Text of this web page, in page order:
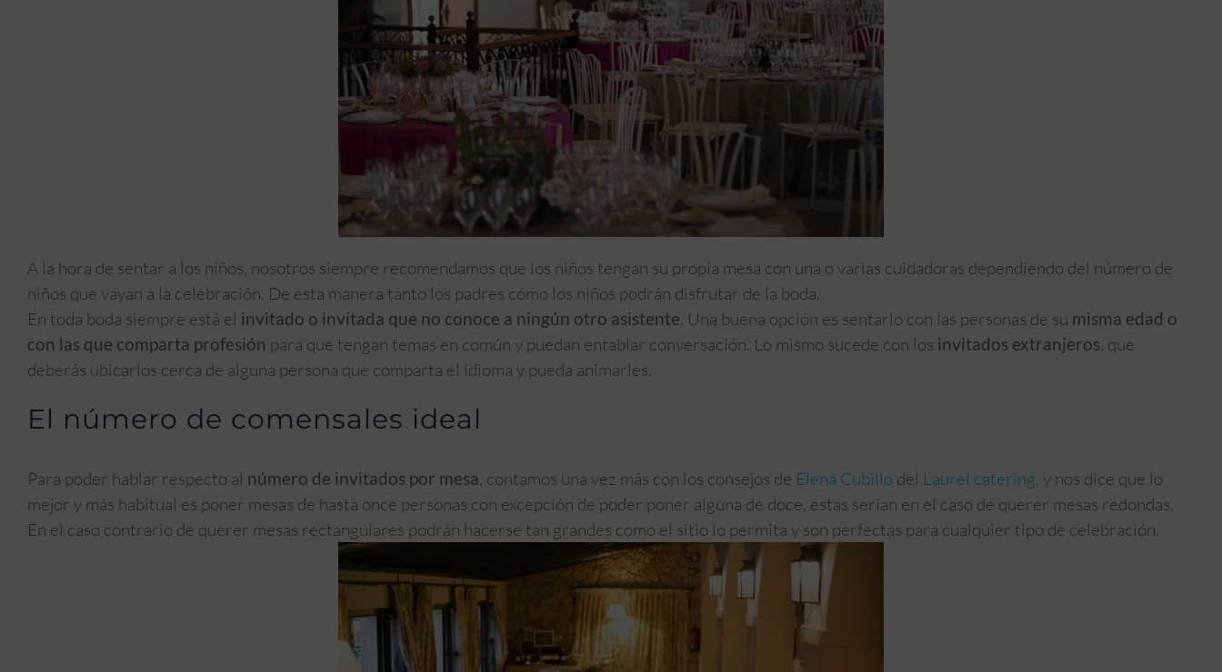
A la hora de sentar a los niños, nosotros siempre recomendamos que los niños tengan su propia mesa con una o varias cuidadoras dependiendo del número de
niños que vayan a la celebración. De esta manera tanto los padres como los niños podrán disfrutar de la boda.
En toda boda siempre está el invitado o invitada que no conoce a ningún otro asistente. Una buena opción es sentarlo con las personas de su misma edad o
con las que comparta profesión para que tengan temas en común y puedan entablar conversación. Lo mismo sucede con los invitados extranjeros, que
deberás ubicarlos cerca de alguna persona que comparta el idioma y pueda animarles.
El número de comensales ideal
Para poder hablar respecto al número de invitados por mesa, contamos una vez más con los consejos de Elena Cubillo del Laurel catering, y nos dice que lo
mejor y más habitual es poner mesas de hasta once personas con excepción de poder poner alguna de doce, estas serían en el caso de querer mesas redondas.
En el caso contrario de querer mesas rectangulares podrán hacerse tan grandes como el sitio lo permita y son perfectas para cualquier tipo de celebración.